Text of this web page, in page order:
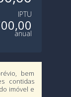
IPTU
anual
bem
contidas
imóvel e